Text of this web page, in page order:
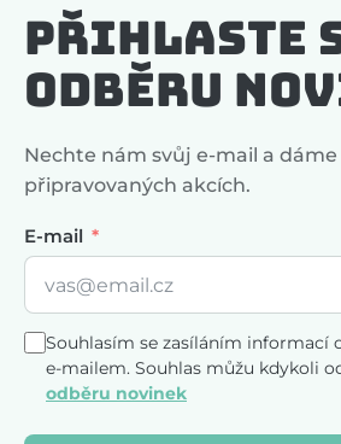
Přihlaste
odběru
Nechte nám svůj e-mail a
připravovaných akcích.
E-mail
Souhlasím se zasíláním informací
e-mailem. Souhlas můžu kdykoli
odběru novinek